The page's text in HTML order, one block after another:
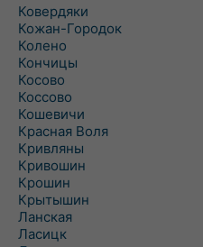
Ковердяки
Кожан-Городок
Колено
Кончицы
Косово
Коссово
Кошевичи
Красная Воля
Кривляны
Кривошин
Крошин
Крытышин
Ланская
Ласицк